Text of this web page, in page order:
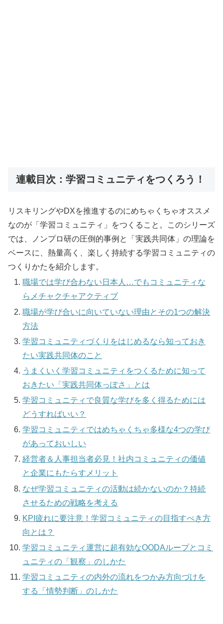
連載目次：学習コミュニティをつくろう！
リスキリングやDXを推進するのにめちゃくちゃオススメ
なのが「学習コミュニティ」をつくること。このシリーズ
では、ノンプロ研の圧倒的事例と「実践共同体」の理論を
ベースに、熱量高く、楽しく持続する学習コミュニティの
つくりかたを紹介します。
職場では学び合わない日本人…でもコミュニティな
らメチャクチャアクティブ
職場が学び合いに向いていない理由とその1つの解決
方法
学習コミュニティづくりをはじめるなら知っておき
たい実践共同体のこと
うまくいく学習コミュニティをつくるために知って
おきたい「実践共同体っぽさ」とは
学習コミュニティで良質な学びを多く得るためには
どうすればいい？
学習コミュニティではめちゃくちゃ多様な4つの学び
があっておいしい
経営者＆人事担当者必見！社内コミュニティの価値
と企業にもたらすメリット
なぜ学習コミュニティの活動は続かないのか？持続
させるための戦略を考える
KPI疲れに要注意！学習コミュニティの目指すべき方
向とは？
学習コミュニティ運営に超有効なOODAループとコミ
ュニティの「観察」のしかた
学習コミュニティの内外の流れをつかみ方向づけを
する「情勢判断」のしかた